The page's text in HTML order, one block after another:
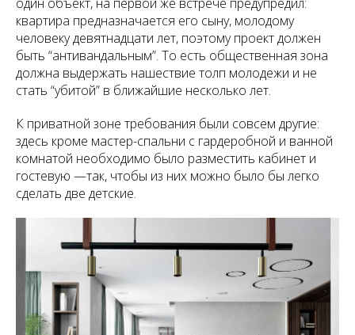
квартира предназначается его сыну, молодому
человеку девятнадцати лет, поэтому проект должен
быть “антивандальным”. То есть общественная зона
должна выдержать нашествие толп молодежи и не
стать “убитой” в ближайшие несколько лет.
К приватной зоне требования были совсем другие:
здесь кроме мастер-спальни с гардеробной и ванной
комнатой необходимо было разместить кабинет и
гостевую —так, чтобы из них можно было бы легко
сделать две детские.